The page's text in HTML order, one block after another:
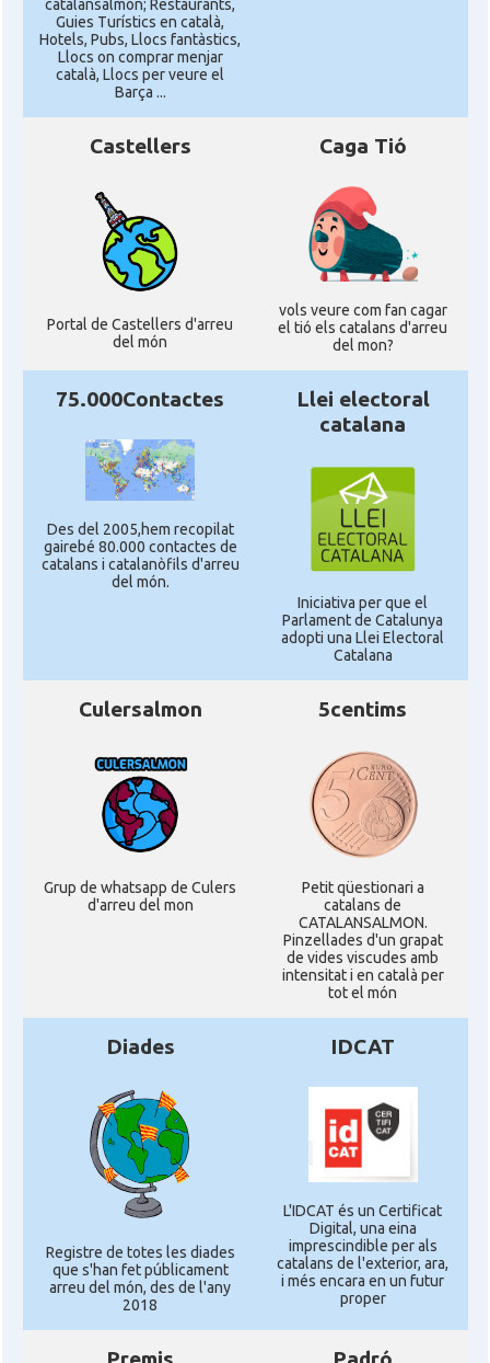
catalansalmon; Restaurants,
Guies Turístics en català,
Hotels, Pubs, Llocs fantàstics,
Llocs on comprar menjar
català, Llocs per veure el
Barça ...
Castellers
Portal de Castellers d'arreu
del món
Caga Tió
vols veure com fan cagar
el tió els catalans d'arreu
del mon?
75.000Contactes
Des del 2005,hem recopilat
gairebé 80.000 contactes de
catalans i catalanòfils d'arreu
del món.
Llei electoral
catalana
Iniciativa per que el
Parlament de Catalunya
adopti una Llei Electoral
Catalana
Culersalmon
Grup de whatsapp de Culers
d'arreu del mon
5centims
Petit qüestionari a
catalans de
CATALANSALMON.
Pinzellades d'un grapat
de vides viscudes amb
intensitat i en català per
tot el món
Diades
Registre de totes les diades
que s'han fet públicament
arreu del món, des de l'any
2018
IDCAT
L'IDCAT és un Certificat
Digital, una eina
imprescindible per als
catalans de l'exterior, ara,
i més encara en un futur
proper